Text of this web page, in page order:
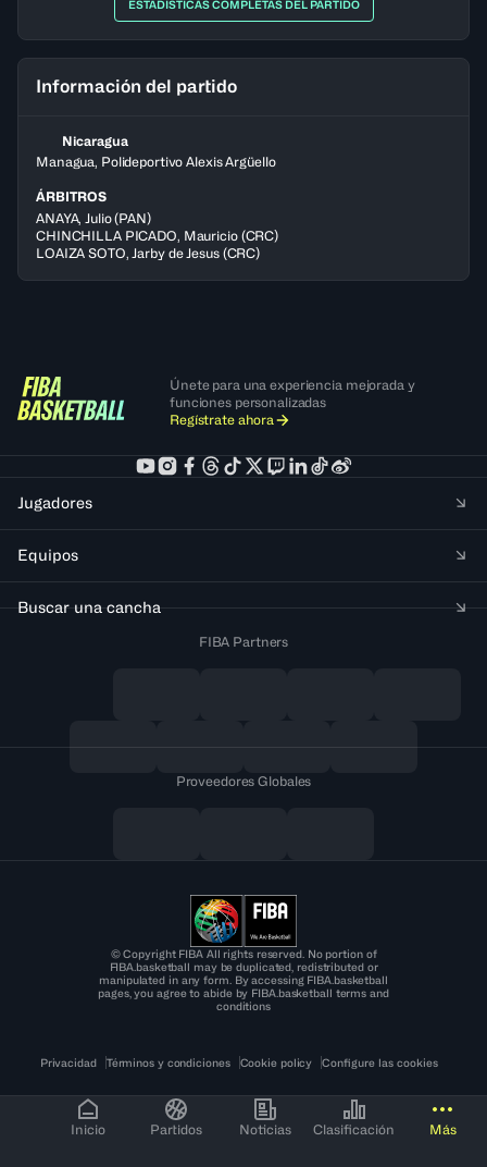
Inicio Partidos Noticias Clasificación Más
ESTADÍSTICAS COMPLETAS DEL PARTIDO
Información del partido
Nicaragua
Managua, Polideportivo Alexis Argüello
ÁRBITROS
ANAYA,Julio(PAN)
CHINCHILLA PICADO, Mauricio(CRC)
LOAIZA SOTO,Jarby de Jesus(CRC)
Únete para una experiencia mejorada y
funciones personalizadas
Regístrate ahora
Jugadores
Equipos
Buscar una cancha
FIBA Partners
Proveedores Globales
© Copyright FIBA All rights reserved. No portion of
FIBA.basketball may be duplicated, redistributed or
manipulated in any form. By accessing FIBA.basketball
pages, you agree to abide by FIBA.basketball terms and
conditions
Privacidad Términos y condiciones Cookie policy Configure las cookies